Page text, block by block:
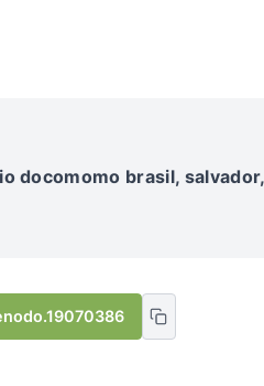
docomomo brasil,